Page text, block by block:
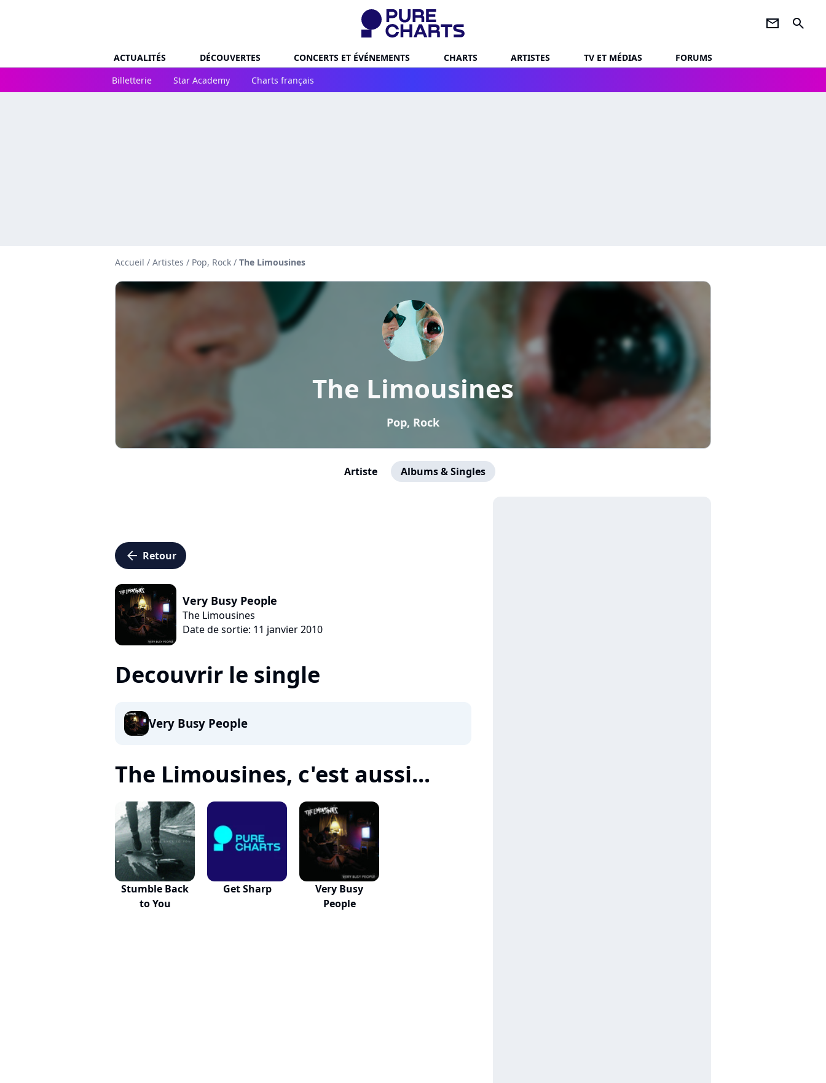
newsletter search
ACTUALITÉS DÉCOUVERTES CONCERTS ET ÉVÉNEMENTS CHARTS ARTISTES TV ET MÉDIAS
FORUMS
Billetterie
Star Academy Charts français
Accueil / Artistes / Pop, Rock / The Limousines
The Limousines
Pop, Rock
Artiste Albums & Singles
arrow_left Retour
Very Busy People
The Limousines
Date de sortie: 11 janvier 2010
Decouvrir le single
Very Busy People
The Limousines, c'est aussi...
Stumble Back
to You
Get Sharp
Very Busy
People